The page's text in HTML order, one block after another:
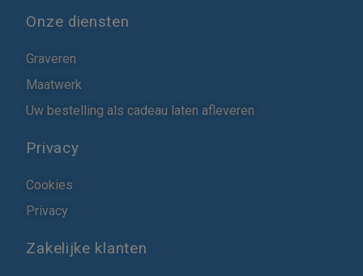
Onze diensten
Graveren
Maatwerk
Uw bestelling als cadeau laten afleveren
Privacy
Cookies
Privacy
Zakelijke klanten